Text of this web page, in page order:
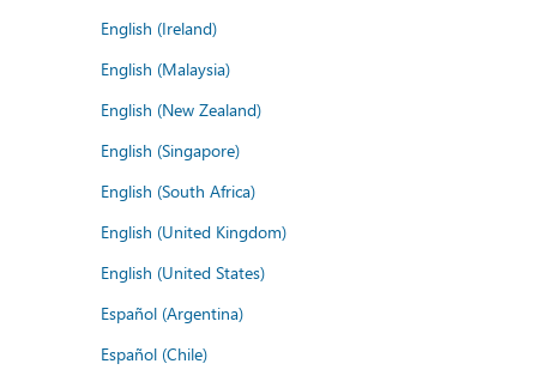
English (Ireland)
English (Malaysia)
English (New Zealand)
English (Singapore)
English (South Africa)
English (United Kingdom)
English (United States)
Español (Argentina)
Español (Chile)